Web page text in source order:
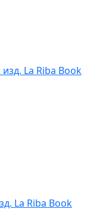
La Riba Book